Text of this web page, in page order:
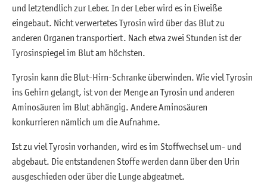
und letztendlich zur Leber. In der Leber wird es in Eiweiße
eingebaut. Nicht verwertetes Tyrosin wird über das Blut zu
anderen Organen transportiert. Nach etwa zwei Stunden ist der
Tyrosinspiegel im Blut am höchsten.
Tyrosin kann die Blut-Hirn-Schranke überwinden. Wie viel Tyrosin
ins Gehirn gelangt, ist von der Menge an Tyrosin und anderen
Aminosäuren im Blut abhängig. Andere Aminosäuren
konkurrieren nämlich um die Aufnahme.
Ist zu viel Tyrosin vorhanden, wird es im Stoffwechsel um- und
abgebaut. Die entstandenen Stoffe werden dann über den Urin
ausgeschieden oder über die Lunge abgeatmet.